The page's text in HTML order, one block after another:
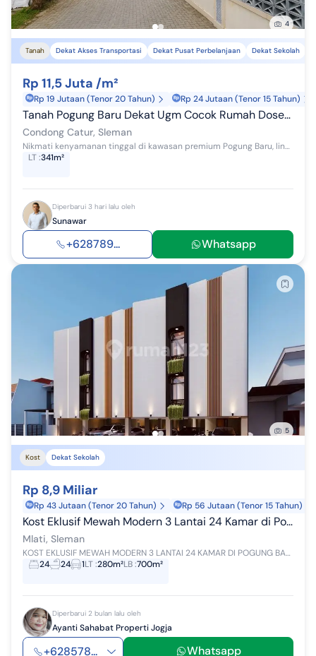
4
Tanah Dekat Akses Transportasi Dekat Pusat Perbelanjaan Dekat Sekolah
Rp 11,5 Juta /m²
Rp 19 Jutaan (Tenor 20 Tahun) Rp 24 Jutaan (Tenor 15 Tahun)
Tanah Pogung Baru Dekat Ugm Cocok Rumah Dosen Rumah Dokter SHM 341M
Condong Catur, Sleman
Nikmati kenyamanan tinggal di kawasan premium Pogung Baru, lingkungan favorit dosen, dokter, dan profesional. Berlokasi strategis dengan akses cepa...
LT:341m²
Diperbarui 3 hari lalu oleh
Sunawar
+628789... Whatsapp
5
Kost Dekat Sekolah
Rp 8,9 Miliar
Rp 43 Jutaan (Tenor 20 Tahun) Rp 56 Jutaan (Tenor 15 Tahun)
Kost Eklusif Mewah Modern 3 Lantai 24 Kamar di Pogung Baru Area Premium Ring 1 Kampus Ugm
Mlati, Sleman
KOST EKLUSIF MEWAH MODERN 3 LANTAI 24 KAMAR DI POGUNG BARU AREA PREMIUM RING 1 KAMPUS UGM [ SIAP BANGUN ] Harga: 8,9 Milyar [ Nego ] -----------...
24
24 1LT:280m²LB:700m²
Diperbarui 2 bulan lalu oleh
Ayanti Sahabat Properti Jogja
+628578... Whatsapp